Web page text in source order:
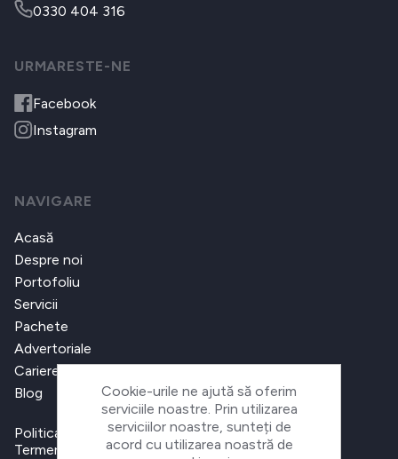
0330 404 316
URMARESTE-NE
Facebook
Instagram
NAVIGARE
Acasă
Despre noi
Portofoliu
Servicii
Pachete
Advertoriale
Cariere
Blog
Politica de confidențialitate
Termeni și condiții
Cookie-urile ne ajută să oferim
serviciile noastre. Prin utilizarea
serviciilor noastre, sunteți de
acord cu utilizarea noastră de